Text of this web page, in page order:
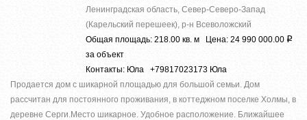
Ленинградская область, Север-Северо-Запад
(Карельский перешеек), р-н Всеволожский
Общая площадь: 218.00 кв. м Цена: 24 990 000.00 Р
за объект
Контакты: Юла +79817023173 Юла
Продается дом с шикарной площадью для большой семьи. Дом
рассчитан для постоянного проживания, в коттеджном поселке Холмы, в
деревне Серги.Место шикарное. Удобное расположение. Ближайшее